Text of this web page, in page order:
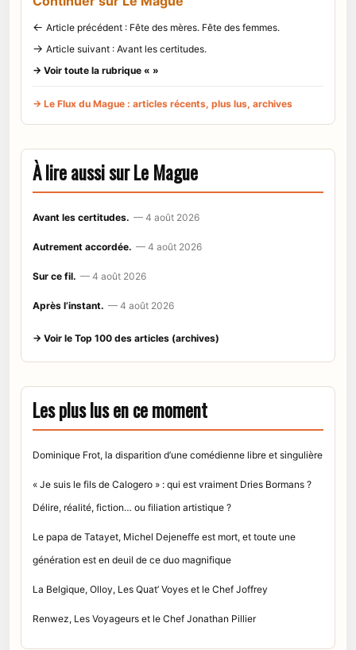
← Article précédent : Fête des mères. Fête des femmes.
→ Article suivant : Avant les certitudes.
→ Voir toute la rubrique « »
→ Le Flux du Mague : articles récents, plus lus, archives
À lire aussi sur Le Mague
Avant les certitudes. — 4 août 2026
Autrement accordée. — 4 août 2026
Sur ce fil. — 4 août 2026
Après l’instant. — 4 août 2026
→ Voir le Top 100 des articles (archives)
Les plus lus en ce moment
Dominique Frot, la disparition d’une comédienne libre et singulière
« Je suis le fils de Calogero » : qui est vraiment Dries Bormans ?
Délire, réalité, fiction… ou filiation artistique ?
Le papa de Tatayet, Michel Dejeneffe est mort, et toute une
génération est en deuil de ce duo magnifique
La Belgique, Olloy, Les Quat’ Voyes et le Chef Joffrey
Renwez, Les Voyageurs et le Chef Jonathan Pillier